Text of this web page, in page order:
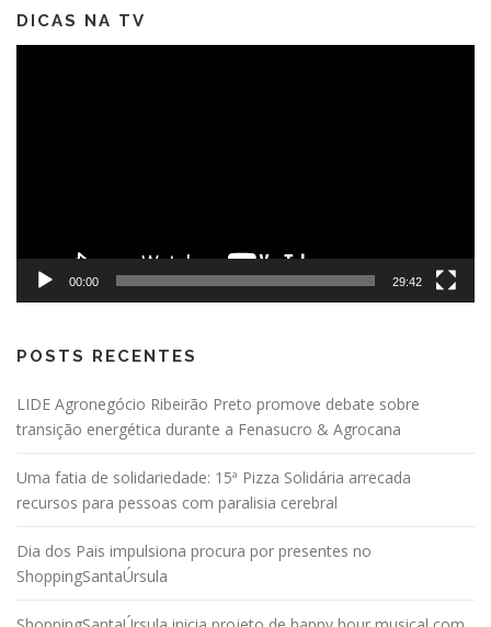
DICAS NA TV
00:00 29:42
POSTS RECENTES
LIDE Agronegócio Ribeirão Preto promove debate sobre
transição energética durante a Fenasucro & Agrocana
Uma fatia de solidariedade: 15ª Pizza Solidária arrecada
recursos para pessoas com paralisia cerebral
Dia dos Pais impulsiona procura por presentes no
ShoppingSantaÚrsula